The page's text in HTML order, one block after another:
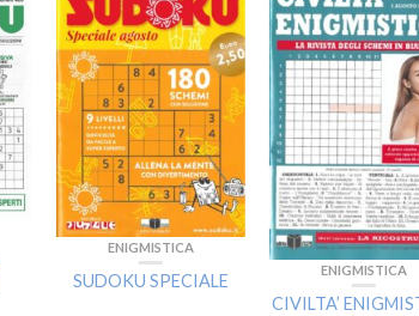
ENIGMISTICA
SUDOKU SPECIALE
ENIGMISTICA
CIVILTA’